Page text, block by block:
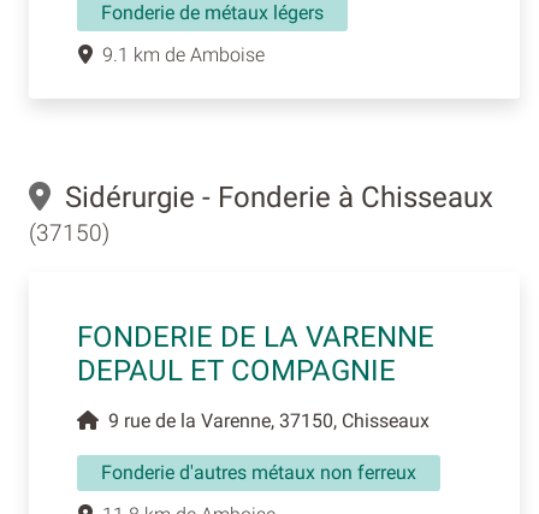
Fonderie de métaux légers
9.1 km de Amboise
Sidérurgie - Fonderie à Chisseaux
(37150)
FONDERIE DE LA VARENNE
DEPAUL ET COMPAGNIE
9 rue de la Varenne, 37150, Chisseaux
Fonderie d'autres métaux non ferreux